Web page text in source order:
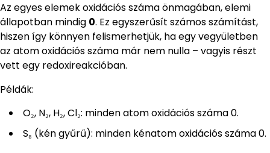
Az egyes elemek oxidációs száma önmagában, elemi
állapotban mindig 0. Ez egyszerűsít számos számítást,
hiszen így könnyen felismerhetjük, ha egy vegyületben
az atom oxidációs száma már nem nulla – vagyis részt
vett egy redoxireakcióban.
Példák:
O₂, N₂, H₂, Cl₂: minden atom oxidációs száma 0.
S₈ (kén gyűrű): minden kénatom oxidációs száma 0.